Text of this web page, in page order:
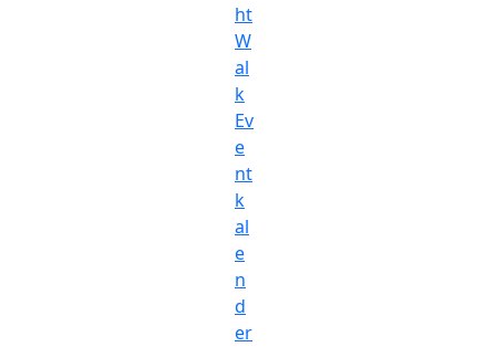
ht
W
al
k
Ev
e
nt
k
al
e
n
d
er